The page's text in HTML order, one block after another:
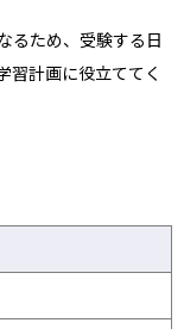
るため、受験する日
習計画に役立ててく